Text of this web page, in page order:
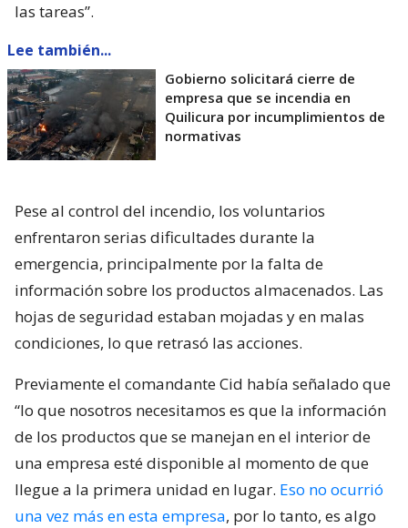
las tareas”.
Lee también...
Gobierno solicitará cierre de
empresa que se incendia en
Quilicura por incumplimientos de
normativas
Pese al control del incendio, los voluntarios
enfrentaron serias dificultades durante la
emergencia, principalmente por la falta de
información sobre los productos almacenados. Las
hojas de seguridad estaban mojadas y en malas
condiciones, lo que retrasó las acciones.
Previamente el comandante Cid había señalado que
“lo que nosotros necesitamos es que la información
de los productos que se manejan en el interior de
una empresa esté disponible al momento de que
llegue a la primera unidad en lugar. Eso no ocurrió
una vez más en esta empresa, por lo tanto, es algo